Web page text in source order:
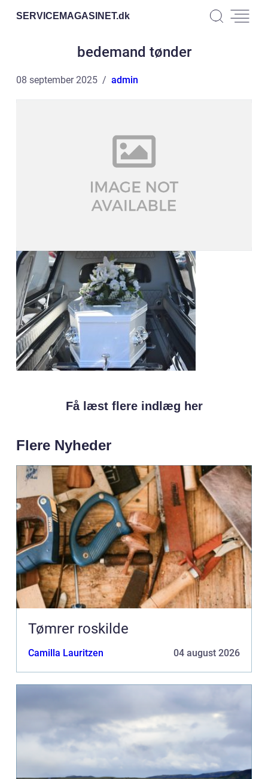
SERVICEMAGASINET.dk
bedemand tønder
08 september 2025 admin
Få læst flere indlæg her
Flere Nyheder
Tømrer roskilde
Camilla Lauritzen 04 august 2026